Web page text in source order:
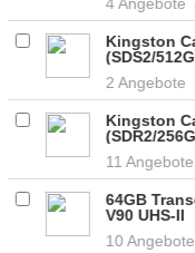
Kingston
(SDS2/
2 Angebote
Kingston
(SDR2/
11 Angebote
64GB
V90 UHS-II
10 Angebote